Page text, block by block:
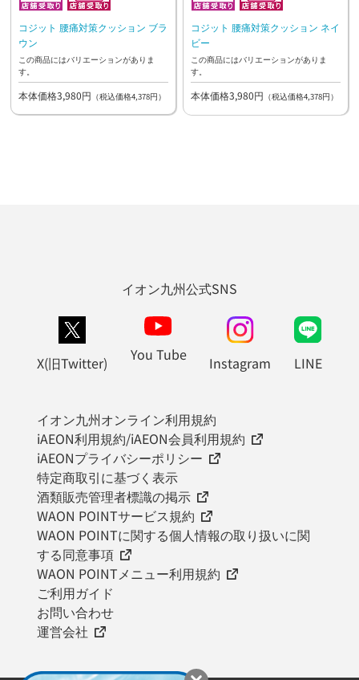
コジット 腰痛対策クッション ブラ
ウン
この商品にはバリエーションがありま
す。
本体価格3,980円 （税込価格4,378円）
コジット 腰痛対策クッション ネイ
ビー
この商品にはバリエーションがありま
す。
本体価格3,980円 （税込価格4,378円）
イオン九州公式SNS
X(旧Twitter) You Tube Instagram LINE
イオン九州オンライン利用規約
iAEON利用規約/iAEON会員利用規約
iAEONプライバシーポリシー
特定商取引に基づく表示
酒類販売管理者標識の掲示
WAON POINTサービス規約
WAON POINTに関する個人情報の取り扱いに関
する同意事項
WAON POINTメニュー利用規約
ご利用ガイド
お問い合わせ
運営会社